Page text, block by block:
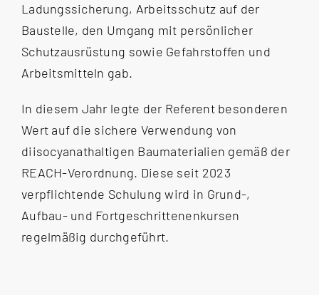
Ladungssicherung, Arbeitsschutz auf der
Baustelle, den Umgang mit persönlicher
Schutzausrüstung sowie Gefahrstoffen und
Arbeitsmitteln gab.
In diesem Jahr legte der Referent besonderen
Wert auf die sichere Verwendung von
diisocyanathaltigen Baumaterialien gemäß der
REACH-Verordnung. Diese seit 2023
verpflichtende Schulung wird in Grund-,
Aufbau- und Fortgeschrittenenkursen
regelmäßig durchgeführt.